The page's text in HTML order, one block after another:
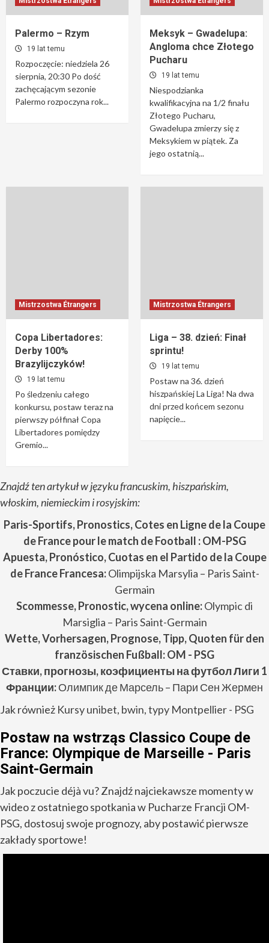
Palermo – Rzym
19 lat temu
Rozpoczęcie: niedziela 26
sierpnia, 20:30 Po dość
zachęcającym sezonie
Palermo rozpoczyna rok...
Meksyk – Gwadelupa:
Angloma chce Złotego
Pucharu
19 lat temu
Niespodzianka
kwalifikacyjna na 1/2 finału
Złotego Pucharu,
Gwadelupa zmierzy się z
Meksykiem w piątek. Za
jego ostatnią...
Mistrzostwa Étrangers
Copa Libertadores:
Derby 100%
Brazylijczyków!
19 lat temu
Po śledzeniu całego
konkursu, postaw teraz na
pierwszy półfinał Copa
Libertadores pomiędzy
Gremio...
Mistrzostwa Étrangers
Liga – 38. dzień: Finał
sprintu!
19 lat temu
Postaw na 36. dzień
hiszpańskiej La Liga! Na dwa
dni przed końcem sezonu
napięcie...
Znajdź ten artykuł w języku francuskim, hiszpańskim,
włoskim, niemieckim i rosyjskim:
Paris-Sportifs, Pronostics, Cotes en Ligne de la Coupe
de France pour le match de Football : OM-PSG
Apuesta, Pronóstico, Cuotas en el Partido dela Coupe
de FranceFrancesa:Olimpijska Marsylia – Paris Saint-
Germain
Scommesse, Pronostic, wycena online:Olympic di
Marsiglia – Paris Saint-Germain
Wette, Vorhersagen, Prognose, Tipp, Quoten für den
französischen Fußball: OM - PSG
Ставки, прогнозы, коэфициенты на футбол Лиги 1
Франции:Олимпик де Марсель – Пари Сен Жермен
Jak również Kursy unibet, bwin, typy Montpellier - PSG
Postaw na wstrząs Classico Coupe de
France: Olympique de Marseille - Paris
Saint-Germain
Jak poczucie déjà vu? Znajdź najciekawsze momenty w
wideo z ostatniego spotkania w Pucharze Francji OM-
PSG, dostosuj swoje prognozy, aby postawić pierwsze
zakłady sportowe!